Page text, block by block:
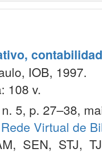
IOB, 1997.
108 v.
5, p. 27–38,
Rede Virtual de
, SEN, STJ,